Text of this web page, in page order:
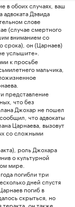
в обоих случаях, ваш
Дэвидa
слове
(случае смертного
вниманием со
срока), он (Царнаев)
услышите».
к просьбе
мальчика,
представление
что без
Джохар не пошел
что адвокаты
Царнаева, вызовут
со сложными
роль Джохара
о культурной
мире.
погибли три
дней спустя
погиб в
скрыться, но
он также